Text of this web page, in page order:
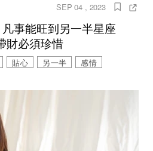
SEP 04 , 2023
事能旺到另一半星座
財必須珍惜
貼心 另一半 感情